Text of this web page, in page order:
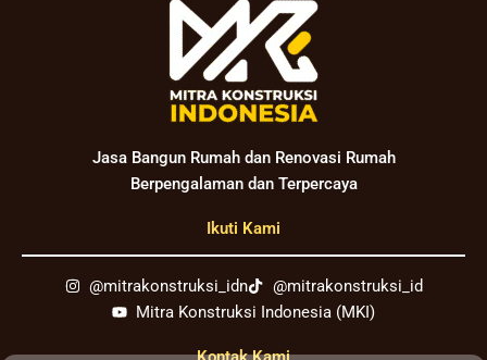
Jasa Bangun Rumah dan Renovasi Rumah
Berpengalaman dan Terpercaya
Ikuti Kami
@mitrakonstruksi_idn
@mitrakonstruksi_id
Mitra Konstruksi Indonesia (MKI)